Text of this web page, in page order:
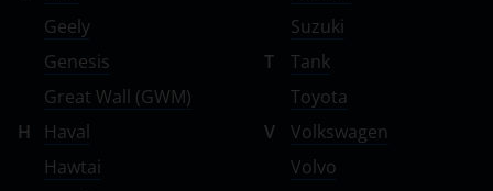
Geely
Genesis
Great Wall (GWM)
H
Haval
Hawtai
Suzuki
T
Tank
Toyota
V
Volkswagen
Volvo